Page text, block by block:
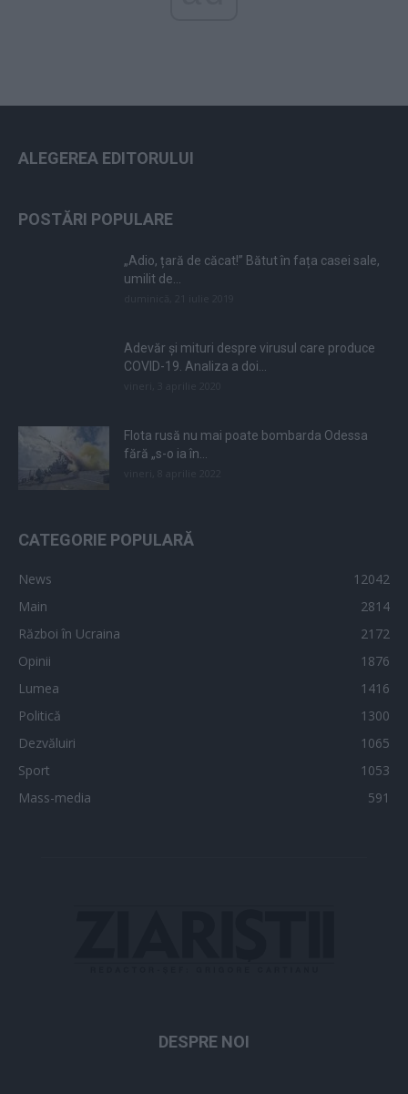
ALEGEREA EDITORULUI
POSTĂRI POPULARE
„Adio, țară de căcat!” Bătut în fața casei sale,
umilit de...
Adevăr și mituri despre virusul care produce
COVID-19. Analiza a doi...
Flota rusă nu mai poate bombarda Odessa
fără „s-o ia în...
CATEGORIE POPULARĂ
News
12042
Main
2814
Război în Ucraina
2172
Opinii
1876
Lumea
1416
Politică
1300
Dezvăluiri
1065
Sport
1053
Mass-media
591
DESPRE NOI